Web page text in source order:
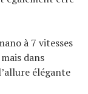
à 7 vitesses
dans
élégante